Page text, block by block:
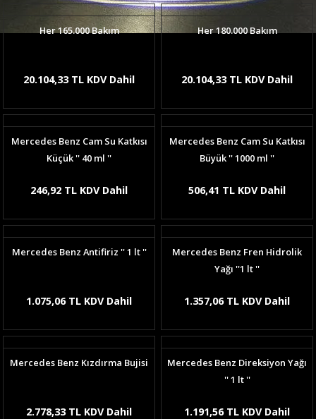
Her 165.000 Bakım
20.104,33 TL KDV Dahil
Her 180.000 Bakım
20.104,33 TL KDV Dahil
Mercedes Benz Cam Su Katkısı
Küçük '' 40 ml ''
246,92 TL KDV Dahil
Mercedes Benz Cam Su Katkısı
Büyük '' 1000 ml ''
506,41 TL KDV Dahil
Mercedes Benz Antifiriz '' 1 lt ''
1.075,06 TL KDV Dahil
Mercedes Benz Fren Hidrolik
Yağı ''1 lt ''
1.357,06 TL KDV Dahil
Mercedes Benz Kızdırma Bujisi
2.778,33 TL KDV Dahil
Mercedes Benz Direksiyon Yağı
'' 1 lt ''
1.191,56 TL KDV Dahil